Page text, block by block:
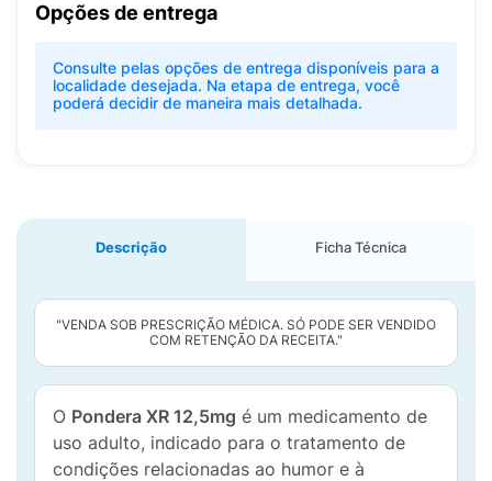
Opções de entrega
Consulte pelas opções de entrega disponíveis para a
localidade desejada. Na etapa de entrega, você
poderá decidir de maneira mais detalhada.
Descrição Ficha Técnica
"VENDA SOB PRESCRIÇÃO MÉDICA. SÓ PODE SER VENDIDO
COM RETENÇÃO DA RECEITA."
O Pondera XR 12,5mg é um medicamento de
uso adulto, indicado para o tratamento de
condições relacionadas ao humor e à